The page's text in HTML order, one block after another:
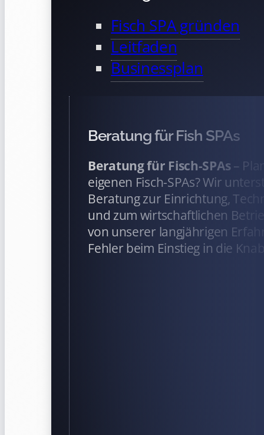
Fisch SPA gründen
Leitfaden
Businessplan
Beratung für Fish SPAs
Beratung für Fisch-SPAs–
eigenen Fisch-SPAs? Wir
Beratung zur Einrichtung,
und zum wirtschaftlichen
von unserer langjährigen
Fehler beim Einstieg in die